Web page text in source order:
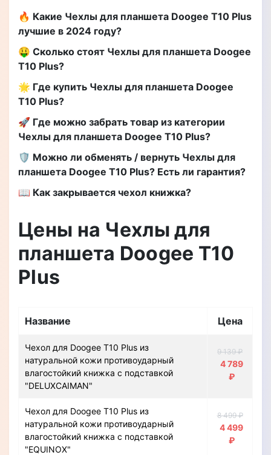
🔥 Какие Чехлы для планшета Doogee T10 Plus
лучшие в 2024 году?
🤑 Сколько стоят Чехлы для планшета Doogee
T10 Plus?
🌟 Где купить Чехлы для планшета Doogee
T10 Plus?
🚀 Где можно забрать товар из категории
Чехлы для планшета Doogee T10 Plus?
🛡️ Можно ли обменять / вернуть Чехлы для
планшета Doogee T10 Plus? Есть ли гарантия?
📖 Как закрывается чехол книжка?
Цены на Чехлы для
планшета Doogee T10
Plus
Название Цена
Чехол для Doogee T10 Plus из
натуральной кожи противоударный
влагостойкий книжка с подставкой
"DELUXCAIMAN"
9 139 ₽
4 789
₽
Чехол для Doogee T10 Plus из
натуральной кожи противоударный
влагостойкий книжка с подставкой
"EQUINOX"
8 499 ₽
4 499
₽